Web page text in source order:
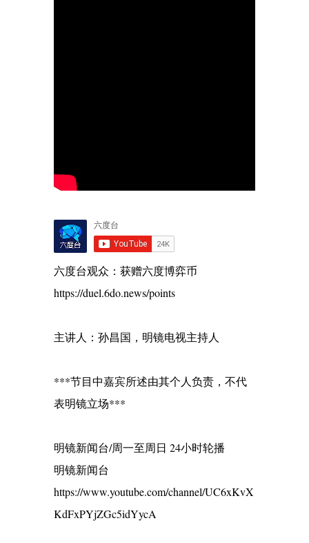
六度台观众：获赠六度博弈币
https://duel.6do.news/points
主讲人：孙昌国，明镜电视主持人
***节目中嘉宾所述由其个人负责，不代
表明镜立场***
明镜新闻台/周一至周日 24小时轮播
明镜新闻台
https://www.youtube.com/channel/UC6xKvX
KdFxPYjZGc5idYycA